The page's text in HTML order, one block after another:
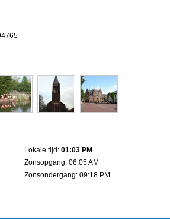
Lokale tijd: 01:03 PM
Zonsopgang: 06:05 AM
Zonsondergang: 09:18 PM